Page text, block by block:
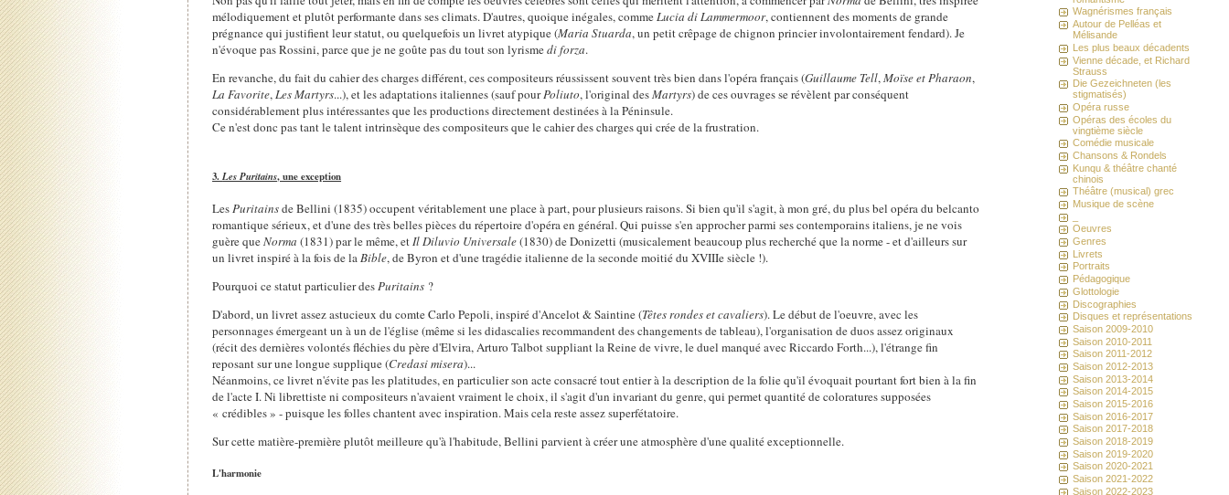
mélodiquement et plutôt performante dans ses climats. D'autres, quoique inégales, commeLucia di Lammermoor, contiennent des moments de grande
prégnance qui justifient leur statut, ou quelquefois un livret atypique (Maria Stuarda, un petit crêpage de chignon princier involontairement fendard). Je
n'évoque pas Rossini, parce que je ne goûte pas du tout son lyrismedi forza.
En revanche, du fait du cahier des charges différent, ces compositeurs réussissent souvent très bien dans l'opéra français (Guillaume Tell,Moïse et Pharaon,
La Favorite,Les Martyrs...), et les adaptations italiennes (sauf pourPoliuto, l'original desMartyrs) de ces ouvrages se révèlent par conséquent
considérablement plus intéressantes que les productions directement destinées à la Péninsule.
Ce n'est donc pas tant le talent intrinsèque des compositeurs que le cahier des charges qui crée de la frustration.
3.Les Puritains, une exception
LesPuritainsde Bellini (1835) occupent véritablement une place à part, pour plusieurs raisons. Si bien qu'il s'agit, à mon gré, du plus bel opéra du belcanto
romantique sérieux, et d'une des très belles pièces du répertoire d'opéra en général. Qui puisse s'en approcher parmi ses contemporains italiens, je ne vois
guère queNorma (1831) par le même, etIl Diluvio Universale(1830) de Donizetti (musicalement beaucoup plus recherché que la norme - et d'ailleurs sur
un livret inspiré à la fois de laBible, de Byron et d'une tragédie italienne de la seconde moitié du XVIIIe siècle !).
Pourquoi ce statut particulier desPuritains ?
D'abord, un livret assez astucieux du comte Carlo Pepoli, inspiré d'Ancelot & Saintine (Têtes rondes et cavaliers). Le début de l'oeuvre, avec les
personnages émergeant un à un de l'église (même si les didascalies recommandent des changements de tableau), l'organisation de duos assez originaux
(récit des dernières volontés fléchies du père d'Elvira, Arturo Talbot suppliant la Reine de vivre, le duel manqué avec Riccardo Forth...), l'étrange fin
reposant sur une longue supplique (Credasi misera)...
Néanmoins, ce livret n'évite pas les platitudes, en particulier son acte consacré tout entier à la description de la folie qu'il évoquait pourtant fort bien à la fin
de l'acte I. Ni librettiste ni compositeurs n'avaient vraiment le choix, il s'agit d'un invariant du genre, qui permet quantité de coloratures supposées
« crédibles » - puisque les folles chantent avec inspiration. Mais cela reste assez superfétatoire.
Sur cette matière-première plutôt meilleure qu'à l'habitude, Bellini parvient à créer une atmosphère d'une qualité exceptionnelle.
L'harmonie
Wagnérismes français
Autour de Pelléas et
Mélisande
Les plus beaux décadents
Vienne décade, et Richard
Strauss
Die Gezeichneten (les
stigmatisés)
Opéra russe
Opéras des écoles du
vingtième siècle
Comédie musicale
Chansons & Rondels
Kunqu & théâtre chanté
chinois
Théâtre (musical) grec
Musique de scène
Oeuvres
Genres
Livrets
Portraits
Pédagogique
Glottologie
Discographies
Disques et représentations
Saison 2009-2010
Saison 2010-2011
Saison 2011-2012
Saison 2012-2013
Saison 2013-2014
Saison 2014-2015
Saison 2015-2016
Saison 2016-2017
Saison 2017-2018
Saison 2018-2019
Saison 2019-2020
Saison 2020-2021
Saison 2021-2022
Saison 2022-2023